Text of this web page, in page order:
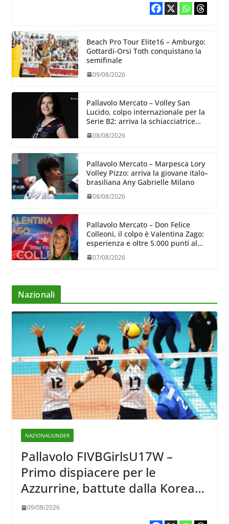
Beach Pro Tour Elite16 – Amburgo:
Gottardi-Orsi Toth conquistano la
semifinale
09/08/2026
Pallavolo Mercato – Volley San
Lucido, colpo internazionale per la
Serie B2: arriva la schiacciatrice
08/08/2026
Pallavolo Mercato – Marpesca Lory
Volley Pizzo: arriva la giovane italo–
brasiliana Any Gabrielle Milano
08/08/2026
Pallavolo Mercato – Don Felice
Colleoni, il colpo è Valentina Zago:
esperienza e oltre 5.000 punti al
07/08/2026
Nazionali
NAZIONALIUNDER
Pallavolo FIVBGirlsU17W –
Primo dispiacere per le
Azzurrine, battute dalla Korea
3-1
09/08/2026